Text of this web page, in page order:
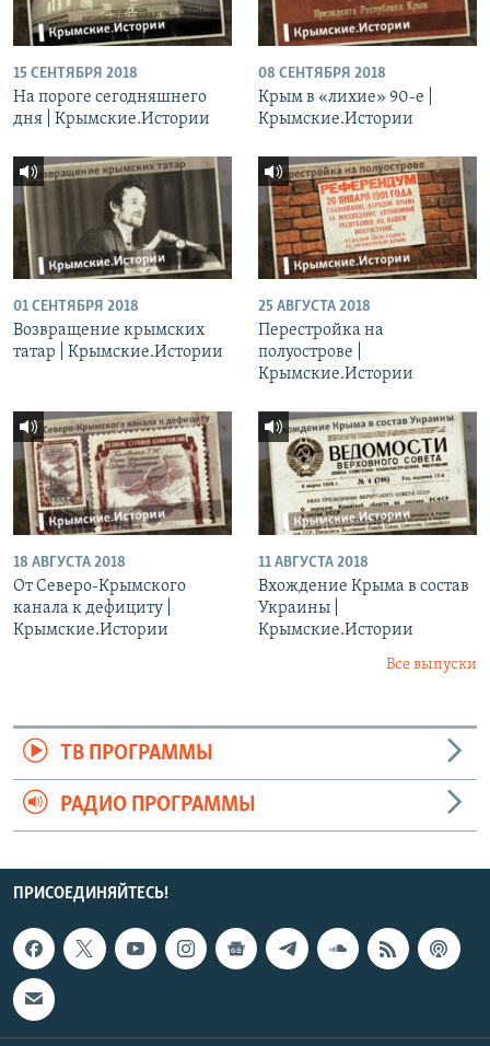
15 СЕНТЯБРЯ 2018
На пороге сегодняшнего
дня | Крымские.Истории
08 СЕНТЯБРЯ 2018
Крым в «лихие» 90-е |
Крымские.Истории
01 СЕНТЯБРЯ 2018
Возвращение крымских
татар | Крымские.Истории
25 АВГУСТА 2018
Перестройка на
полуострове |
Крымские.Истории
18 АВГУСТА 2018
От Северо-Крымского
канала к дефициту |
Крымские.Истории
11 АВГУСТА 2018
Вхождение Крыма в состав
Украины |
Крымские.Истории
Все выпуски
ТВ ПРОГРАММЫ
РАДИО ПРОГРАММЫ
ПРИСОЕДИНЯЙТЕСЬ!